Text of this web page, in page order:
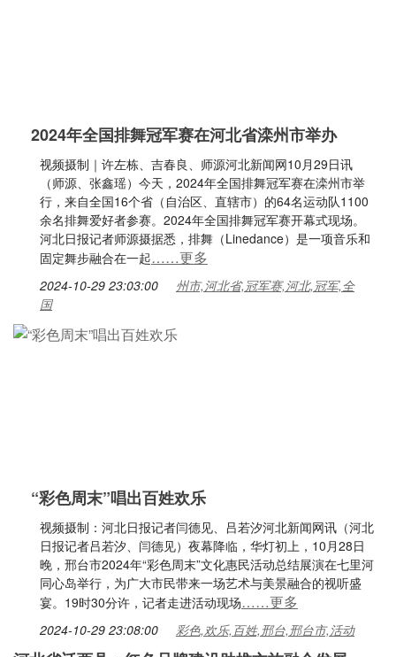
2024年全国排舞冠军赛在河北省滦州市举办
视频摄制｜许左栋、吉春良、师源河北新闻网10月29日讯
（师源、张鑫瑶）今天，2024年全国排舞冠军赛在滦州市举
行，来自全国16个省（自治区、直辖市）的64名运动队1100
余名排舞爱好者参赛。2024年全国排舞冠军赛开幕式现场。
河北日报记者师源摄据悉，排舞（Linedance）是一项音乐和
固定舞步融合在一起……更多
2024-10-29 23:03:00
州市,河北省,冠军赛,河北,冠军,全
国
“彩色周末”唱出百姓欢乐
视频摄制：河北日报记者闫德见、吕若汐河北新闻网讯（河北
日报记者吕若汐、闫德见）夜幕降临，华灯初上，10月28日
晚，邢台市2024年“彩色周末”文化惠民活动总结展演在七里河
同心岛举行，为广大市民带来一场艺术与美景融合的视听盛
宴。19时30分许，记者走进活动现场……更多
2024-10-29 23:08:00 彩色,欢乐,百姓,邢台,邢台市,活动